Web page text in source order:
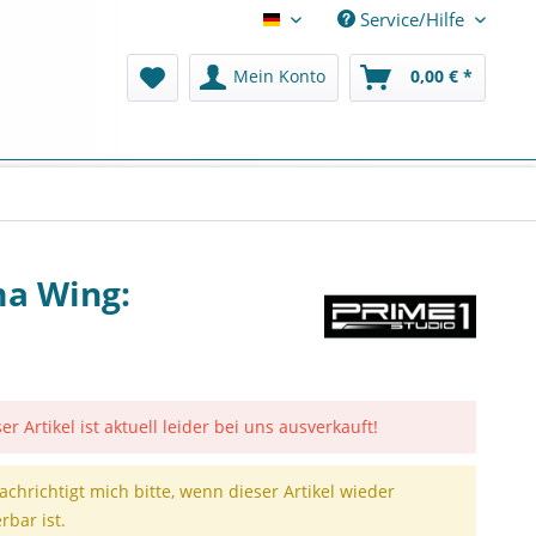
Deutsch Service/Hilfe
Mein Konto 0,00 € *
Wing:
Artikel ist aktuell leider bei uns ausverkauft!
mich bitte, wenn dieser Artikel wieder
ist.